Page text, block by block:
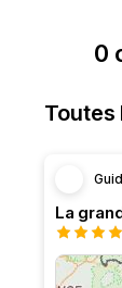
0
Toutes
La